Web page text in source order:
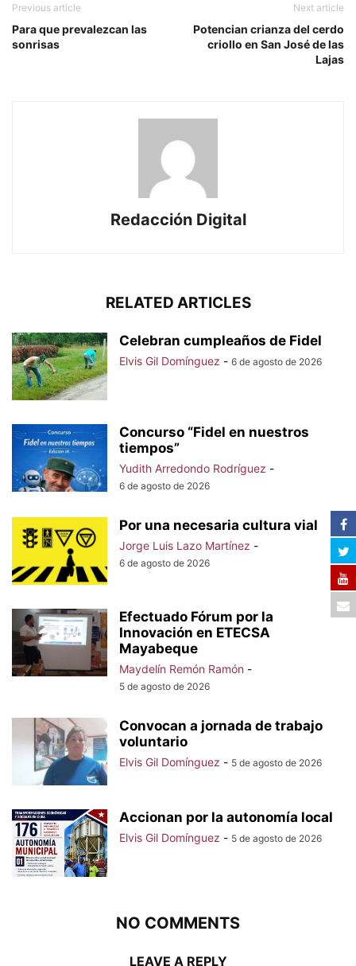
Previous article
Para que prevalezcan las
sonrisas
Next article
Potencian crianza del cerdo
criollo en San José de las
Lajas
Redacción Digital
RELATED ARTICLES
Celebran cumpleaños de Fidel
Elvis Gil Domínguez - 6 de agosto de 2026
Concurso “Fidel en nuestros
tiempos”
Yudith Arredondo Rodríguez -
6 de agosto de 2026
Por una necesaria cultura vial
Jorge Luis Lazo Martínez -
6 de agosto de 2026
Efectuado Fórum por la
Innovación en ETECSA
Mayabeque
Maydelín Remón Ramón -
5 de agosto de 2026
Convocan a jornada de trabajo
voluntario
Elvis Gil Domínguez - 5 de agosto de 2026
Accionan por la autonomía local
Elvis Gil Domínguez - 5 de agosto de 2026
NO COMMENTS
LEAVE A REPLY